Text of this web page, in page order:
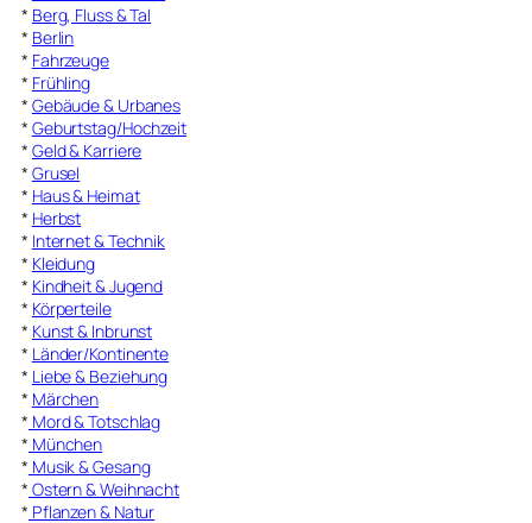
* Berg, Fluss & Tal
* Berlin
* Fahrzeuge
* Frühling
* Gebäude & Urbanes
* Geburtstag/Hochzeit
* Geld & Karriere
* Grusel
* Haus & Heimat
* Herbst
* Internet & Technik
* Kleidung
* Kindheit & Jugend
* Körperteile
* Kunst & Inbrunst
* Länder/Kontinente
* Liebe & Beziehung
* Märchen
* Mord & Totschlag
* München
* Musik & Gesang
* Ostern & Weihnacht
* Pflanzen & Natur